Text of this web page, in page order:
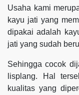
Usaha kami
kayu jati yang
dipakai adalah
jati yang sudah
Sehingga cocok
lisplang. Hal
kualitas yang